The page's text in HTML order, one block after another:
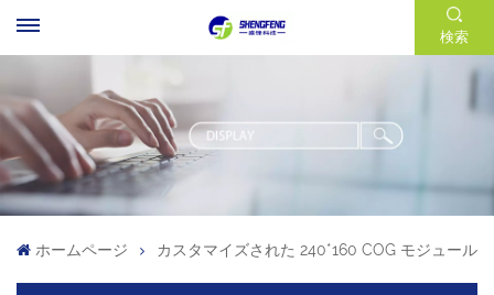
検索
ホームページ カスタマイズされた 240*160 COG モジュール